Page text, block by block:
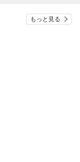
もっと見る